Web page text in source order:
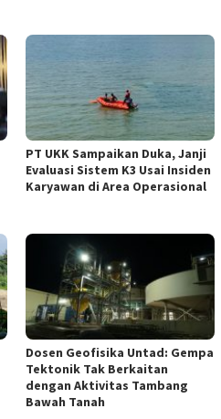
PT UKK Sampaikan Duka, Janji
Evaluasi Sistem K3 Usai Insiden
Karyawan di Area Operasional
Dosen Geofisika Untad: Gempa
Tektonik Tak Berkaitan
dengan Aktivitas Tambang
Bawah Tanah